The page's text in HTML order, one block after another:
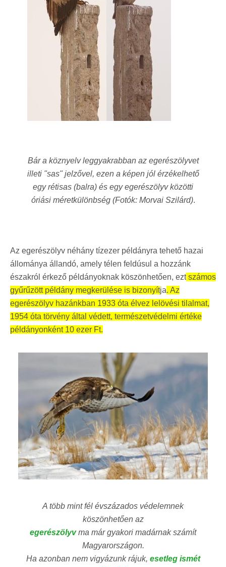
Bár a köznyelv leggyakrabban az egerészölyvet
illeti "sas" jelzővel, ezen a képen jól érzékelhető
egy rétisas (balra) és egy egerészölyv közötti
óriási méretkülönbség (Fotók: Morvai Szilárd).
Az egerészölyv néhány tízezer példányra tehető hazai
állománya állandó, amely télen feldúsul a hozzánk
északról érkező példányoknak köszönhetően, ezt számos
gyűrűzött példány megkerülése is bizonyítja. Az
egerészölyv hazánkban 1933 óta élvez lelövési tilalmat,
1954 óta törvény által védett, természetvédelmi értéke
példányonként 10 ezer Ft.
A több mint fél évszázados védelemnek
köszönhetően az
egerészölyvma már gyakori madárnak számít
Magyarországon.
Ha azonban nem vigyázunk rájuk, esetleg ismét